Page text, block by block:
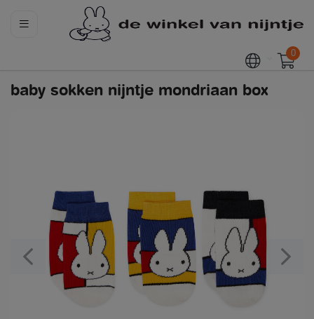
0
baby sokken nijntje mondriaan box